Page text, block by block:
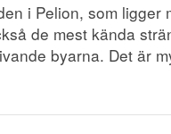
i Pelion, som ligger
de mest kända
byarna. Det är